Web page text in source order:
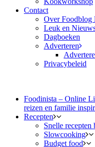
Contact
Over Foodblog
Leuk en
Dagboeken
Adverteren
Privacybeleid
Foodinista – Online
reizen en familie
Recepten
Snelle recepten
Slowcooking
Budget food